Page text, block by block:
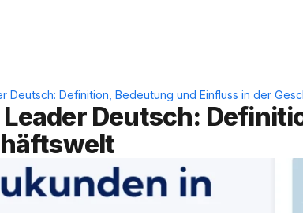
Deutsch: Definition, Bedeutung und Einfluss in der
Deutsch: